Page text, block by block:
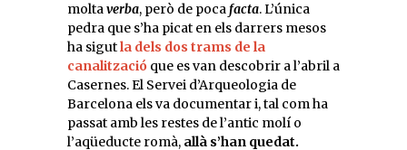
moltaverba, però de pocafacta. L’única
pedra que s’ha picat en els darrers mesos
ha sigutla dels dos trams de la
canalització que es van descobrir a l’abril a
Casernes. El Servei d’Arqueologia de
Barcelona els va documentar i, tal com ha
passat amb les restes de l’antic molí o
l’aqüeducte romà, allà s’han quedat.